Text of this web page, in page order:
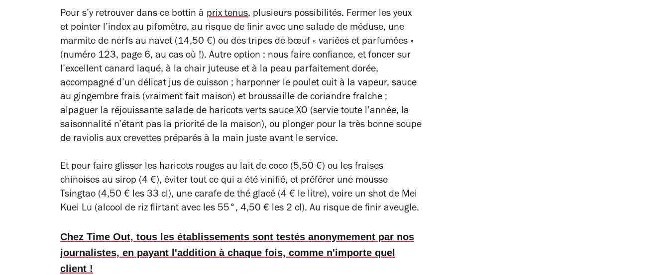
Pour s’y retrouver dans ce bottin à prix tenus, plusieurs possibilités. Fermer les yeux
et pointer l’index au pifomètre, au risque de finir avec une salade de méduse, une
marmite de nerfs au navet (14,50 €) ou des tripes de bœuf « variées et parfumées »
(numéro 123, page 6, au cas où !). Autre option : nous faire confiance, et foncer sur
l’excellent canard laqué, à la chair juteuse et à la peau parfaitement dorée,
accompagné d’un délicat jus de cuisson ; harponner le poulet cuit à la vapeur, sauce
au gingembre frais (vraiment fait maison) et broussaille de coriandre fraîche ;
alpaguer la réjouissante salade de haricots verts sauce XO (servie toute l’année, la
saisonnalité n’étant pas la priorité de la maison), ou plonger pour la très bonne soupe
de raviolis aux crevettes préparés à la main juste avant le service.
Et pour faire glisser les haricots rouges au lait de coco (5,50 €) ou les fraises
chinoises au sirop (4 €), éviter tout ce qui a été vinifié, et préférer une mousse
Tsingtao (4,50 € les 33 cl), une carafe de thé glacé (4 € le litre), voire un shot de Mei
Kuei Lu (alcool de riz flirtant avec les 55°, 4,50 € les 2 cl). Au risque de finir aveugle.
Chez Time Out, tous les établissements sont testés anonymement par nos
journalistes, en payant l'addition à chaque fois, comme n'importe quel
client !